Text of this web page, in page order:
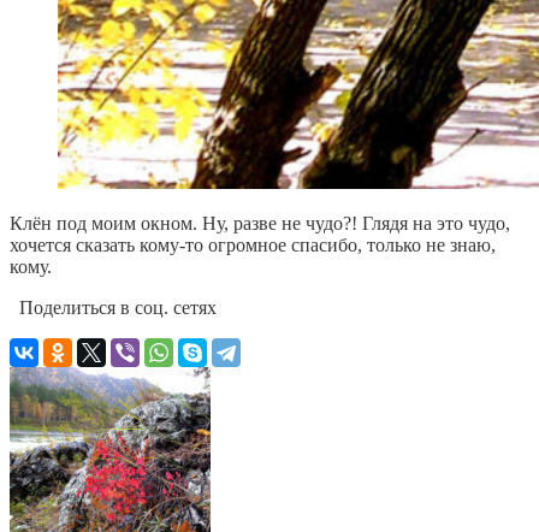
Клён под моим окном. Ну, разве не чудо?! Глядя на это чудо,
хочется сказать кому-то огромное спасибо, только не знаю,
кому.
Поделиться в соц. сетях